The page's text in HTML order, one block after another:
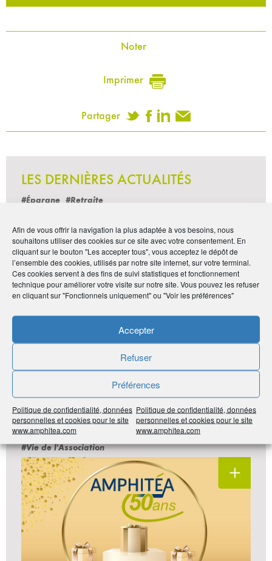
Afin de vous offrir la navigation la plus adaptée à vos besoins, nous
souhaitons utiliser des cookies sur ce site avec votre consentement. En
cliquant sur le bouton "Les accepter tous", vous acceptez le dépôt de
l’ensemble des cookies, utilisés par notre site internet, sur votre terminal.
Ces cookies servent à des fins de suivi statistiques et fonctionnement
technique pour améliorer votre visite sur notre site. Vous pouvez les refuser
en cliquant sur "Fonctionnels uniquement" ou "Voir les préférences"
Accepter
Refuser
Préférences
Politique de confidentialité, données
personnelles et cookies pour le site
www.amphitea.com
Politique de confidentialité, données
personnelles et cookies pour le site
www.amphitea.com
Noter
Imprimer
Partager
LES DERNIÈRES ACTUALITÉS
#Épargne #Retraite
Actualités et pédagogie
LE MENSUEL DU CERCLE DE
L’ÉPARGNE N°130 – MARS 2025
#Vie de l'Association